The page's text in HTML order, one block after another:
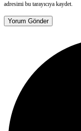
adresimi bu tarayıcıya kaydet.
Yorum Gönder